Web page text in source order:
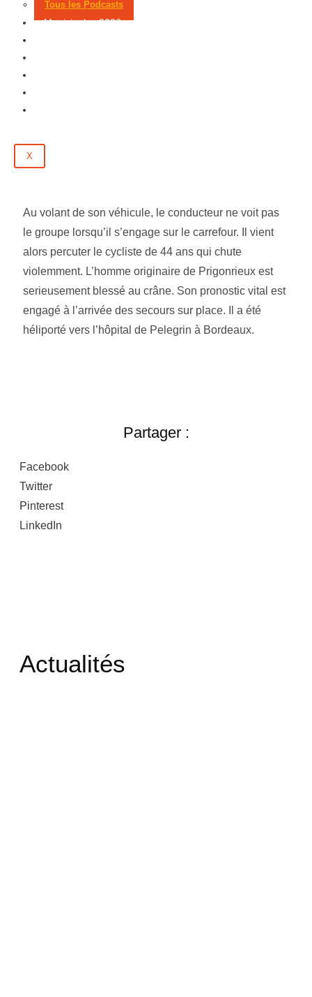
Tous les Podcasts
Municipales 2026
X
Au volant de son véhicule, le conducteur ne voit pas
le groupe lorsqu’il s’engage sur le carrefour. Il vient
alors percuter le cycliste de 44 ans qui chute
violemment. L’homme originaire de Prigonrieux est
serieusement blessé au crâne. Son pronostic vital est
engagé à l’arrivée des secours sur place. Il a été
héliporté vers l’hôpital de Pelegrin à Bordeaux.
Partager :
Facebook
Twitter
Pinterest
LinkedIn
Actualités